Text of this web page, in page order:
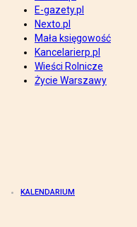
E-gazety.pl
Nexto.pl
Mała księgowość
Kancelarierp.pl
Wieści Rolnicze
Życie Warszawy
KALENDARIUM